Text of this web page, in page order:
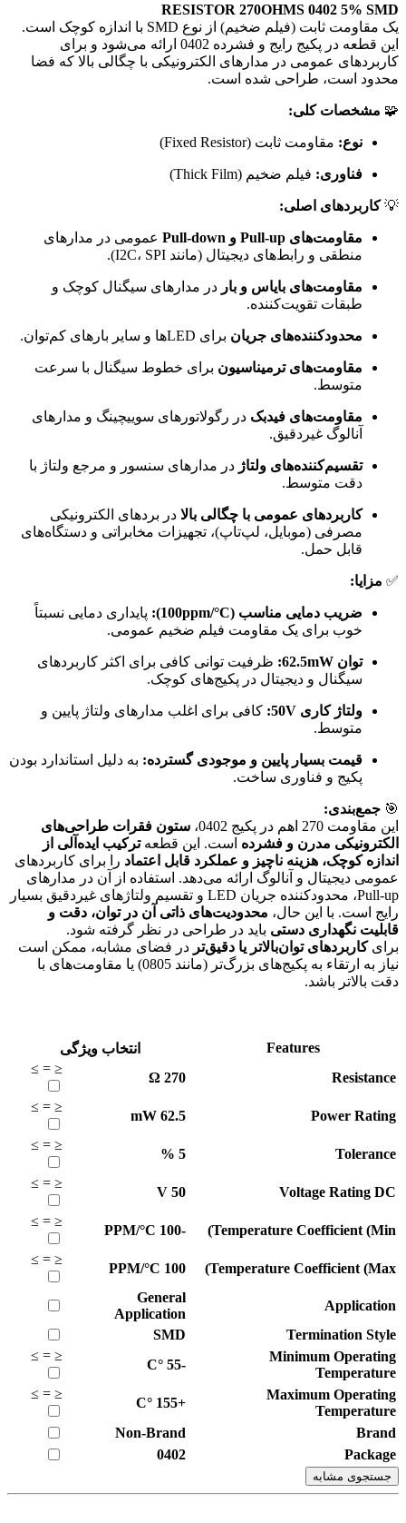
RESISTOR 270OHMS 0402 5% SMD
یک مقاومت ثابت (فیلم ضخیم) از نوع SMD با اندازه کوچک است.
این قطعه در پکیج رایج و فشرده 0402 ارائه می‌شود و برای
کاربردهای عمومی در مدارهای الکترونیکی با چگالی بالا که فضا
محدود است، طراحی شده است.
🧩 مشخصات کلی:
نوع: مقاومت ثابت (Fixed Resistor)
فناوری: فیلم ضخیم (Thick Film)
💡کاربردهای اصلی:
مقاومت‌های Pull-up و Pull-down
عمومی در مدارهای
منطقی و رابط‌های دیجیتال (مانند I2C، SPI).
مقاومت‌های بایاس و بار در مدارهای سیگنال کوچک و
طبقات تقویت‌کننده.
محدودکننده‌های جریان برای LEDها و سایر بارهای کم‌توان.
مقاومت‌های ترمیناسیون برای خطوط سیگنال با سرعت
متوسط.
مقاومت‌های فیدبک در رگولاتورهای سوییچینگ و مدارهای
آنالوگ غیردقیق.
تقسیم‌کننده‌های ولتاژ در مدارهای سنسور و مرجع ولتاژ با
دقت متوسط.
کاربردهای عمومی با چگالی بالا در بردهای الکترونیکی
مصرفی (موبایل، لپ‌تاپ)، تجهیزات مخابراتی و دستگاه‌های
قابل حمل.
✅ مزایا:
ضریب دمایی مناسب (100ppm/°C):
پایداری دمایی نسبتاً
خوب برای یک مقاومت فیلم ضخیم عمومی.
توان 62.5mW:
ظرفیت توانی کافی برای اکثر کاربردهای
سیگنال و دیجیتال در پکیج‌های کوچک.
ولتاژ کاری 50V:
کافی برای اغلب مدارهای ولتاژ پایین و
متوسط.
قیمت بسیار پایین و موجودی گسترده: به دلیل استاندارد بودن
پکیج و فناوری ساخت.
🎯 جمع‌بندی:
این مقاومت 270 اهم در پکیج 0402،
ستون فقرات طراحی‌های
الکترونیکی مدرن و فشرده است. این قطعهترکیب ایده‌آلی از
اندازه کوچک، هزینه ناچیز و عملکرد قابل اعتماد را برای کاربردهای
عمومی دیجیتال و آنالوگ ارائه می‌دهد. استفاده از آن در مدارهای
Pull-up، محدودکننده جریان LED و تقسیم ولتاژهای غیردقیق بسیار
رایج است. با این حال، محدودیت‌های ذاتی آن در توان، دقت و
قابلیت نگهداری دستی باید در طراحی در نظر گرفته شود.
برایکاربردهای توان‌بالاتر یا دقیق‌تر در فضای مشابه، ممکن است
نیاز به ارتقاء به پکیج‌های بزرگ‌تر (مانند 0805) یا مقاومت‌های با
دقت بالاتر باشد.
Features
انتخاب ویژگی
Resistance
270
Ω
≤
=
≥
Power Rating
62.5
mW
≤
=
≥
Tolerance
5
%
≤
=
≥
Voltage Rating DC
50
V
≤
=
≥
Temperature Coefficient (Min)
-100
PPM/°C
≤
=
≥
Temperature Coefficient (Max)
100
PPM/°C
≤
=
≥
Application
General
Application
Termination Style
SMD
Minimum Operating
Temperature
-55
°C
≤
=
≥
Maximum Operating
Temperature
+155
°C
≤
=
≥
Brand
Non-Brand
Package
0402
جستجوی مشابه